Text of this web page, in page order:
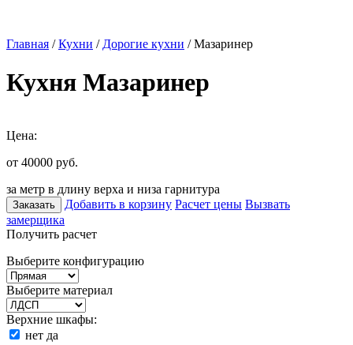
Главная /Кухни / Дорогие кухни / Мазаринер
Кухня Мазаринер
Цена:
от 40000 руб.
за метр в длину верха и низа гарнитура
Заказать Добавить в корзину Расчет цены Вызвать
замерщика
Получить расчет
Выберите конфигурацию
Выберите материал
Верхние шкафы:
нет да